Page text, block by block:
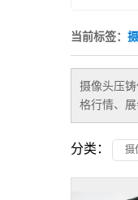
当前标签：
摄像头压
格行情、
分类： 摄